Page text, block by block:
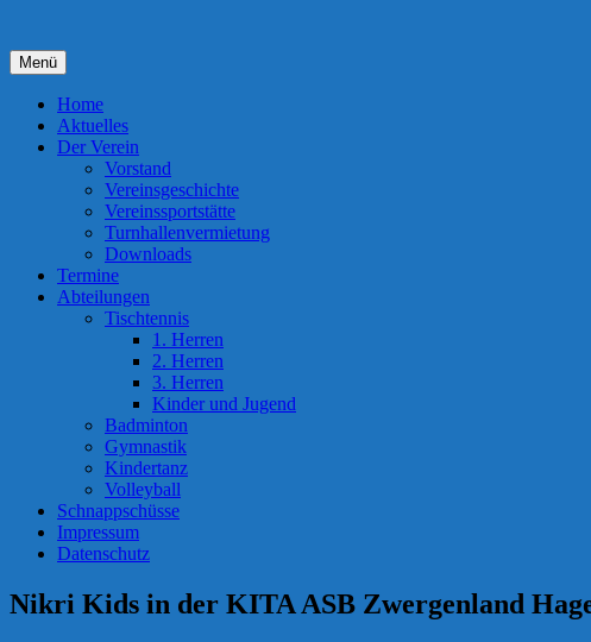
springen
Menü
Home
Aktuelles
Der Verein
Vorstand
Vereinsgeschichte
Vereinssportstätte
Turnhallenvermietung
Downloads
Termine
Abteilungen
Tischtennis
1. Herren
2. Herren
3. Herren
Kinder und Jugend
Badminton
Gymnastik
Kindertanz
Volleyball
Schnappschüsse
Impressum
Datenschutz
Nikri Kids in der KITA ASB Zwergenland